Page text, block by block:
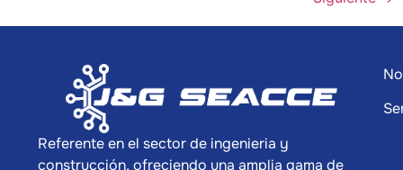
Referente en el sector de ingenieria y
construcción, ofreciendo una amplia gama de